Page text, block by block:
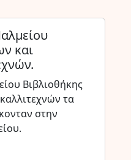
και
Βιβλιοθήκης
τα
στην